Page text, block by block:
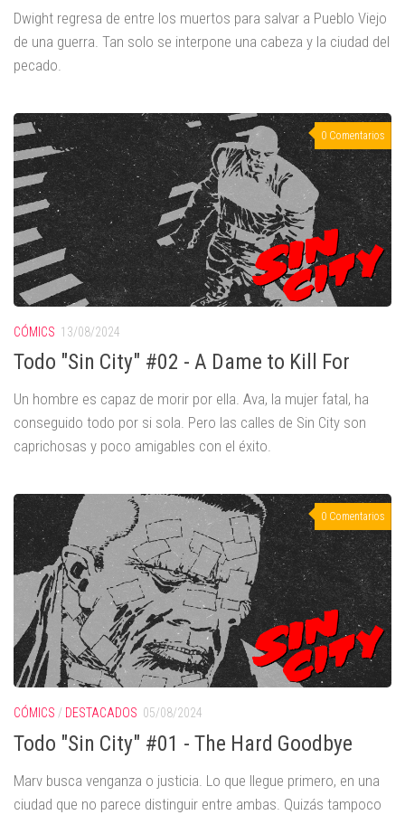
Dwight regresa de entre los muertos para salvar a Pueblo Viejo
de una guerra. Tan solo se interpone una cabeza y la ciudad del
pecado.
0 Comentarios
CÓMICS 13/08/2024
Todo "Sin City" #02 - A Dame to Kill For
Un hombre es capaz de morir por ella. Ava, la mujer fatal, ha
conseguido todo por si sola. Pero las calles de Sin City son
caprichosas y poco amigables con el éxito.
0 Comentarios
CÓMICS / DESTACADOS 05/08/2024
Todo "Sin City" #01 - The Hard Goodbye
Marv busca venganza o justicia. Lo que llegue primero, en una
ciudad que no parece distinguir entre ambas. Quizás tampoco